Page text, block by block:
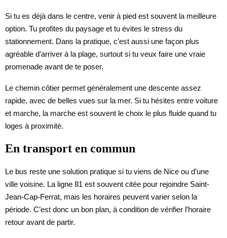
Si tu es déjà dans le centre, venir à pied est souvent la meilleure
option. Tu profites du paysage et tu évites le stress du
stationnement. Dans la pratique, c’est aussi une façon plus
agréable d’arriver à la plage, surtout si tu veux faire une vraie
promenade avant de te poser.
Le chemin côtier permet généralement une descente assez
rapide, avec de belles vues sur la mer. Si tu hésites entre voiture
et marche, la marche est souvent le choix le plus fluide quand tu
loges à proximité.
En transport en commun
Le bus reste une solution pratique si tu viens de Nice ou d’une
ville voisine. La ligne 81 est souvent citée pour rejoindre Saint-
Jean-Cap-Ferrat, mais les horaires peuvent varier selon la
période. C’est donc un bon plan, à condition de vérifier l’horaire
retour avant de partir.